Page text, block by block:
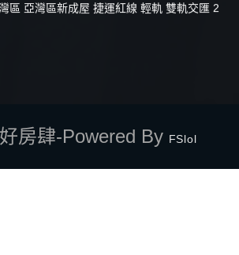
區 亞灣區新成屋 捷運紅線 輕軌 雙軌交匯 2
房肆-Powered By FSlol